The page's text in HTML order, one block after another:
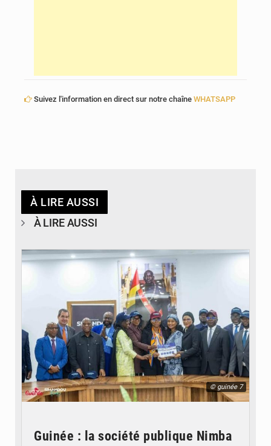
Suivez l'information en direct sur notre chaîne WHATSAPP
À LIRE AUSSI
À LIRE AUSSI
© guinée 7
Guinée : la société publique Nimba